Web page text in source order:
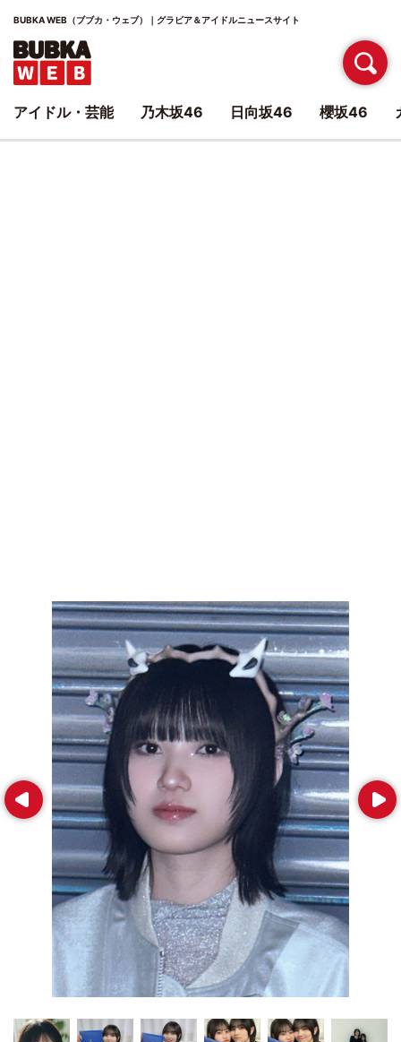
BUBKA WEB（ブブカ・ウェブ）｜グラビア＆アイドルニュースサイト
Prev Next
アイドル・芸能 乃木坂46 日向坂46 櫻坂46